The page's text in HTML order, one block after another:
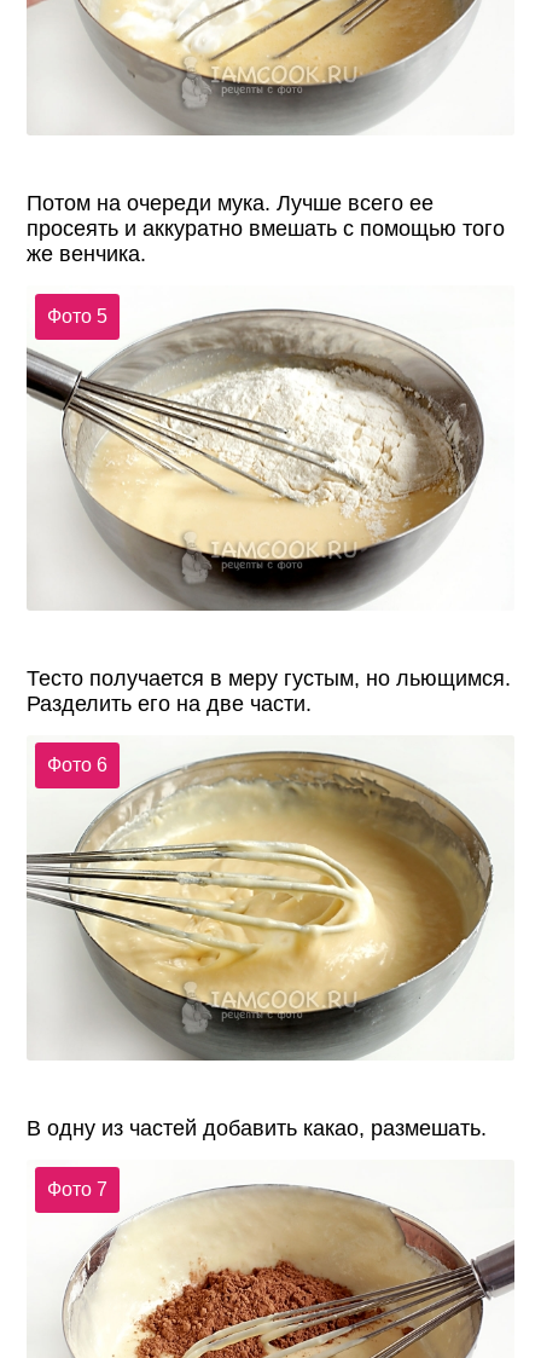
Потом на очереди мука. Лучше всего ее
просеять и аккуратно вмешать с помощью того
же венчика.
Фото 5
Тесто получается в меру густым, но льющимся.
Разделить его на две части.
Фото 6
В одну из частей добавить какао, размешать.
Фото 7